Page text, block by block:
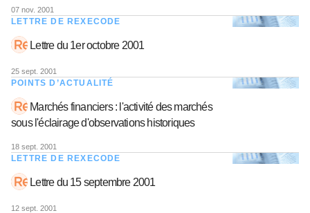
07 nov. 2001
LETTRE DE REXECODE
Lettre du 1er octobre 2001
25 sept. 2001
POINTS D’ACTUALITÉ
Marchés financiers : l'activité des marchés
sous l'éclairage d'observations historiques
18 sept. 2001
LETTRE DE REXECODE
Lettre du 15 septembre 2001
12 sept. 2001